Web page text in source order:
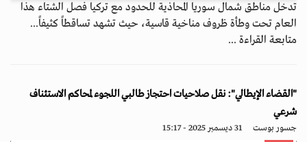
تدخل مناطق شمال سوريا المحاذية للحدود مع تركيا فصل الشتاء هذا
العام تحت وطأة ظروف مناخية قاسية، حيث تشهد تساقطاً كثيفاً...
متابعة القراءة ...
"القضاء الإيطالي": نقل صلاحيات احتجاز طالبي اللجوء لمحاكم الاستئناف
شرعي
جسور بوست 31 ديسمبر 2025 - 15:17